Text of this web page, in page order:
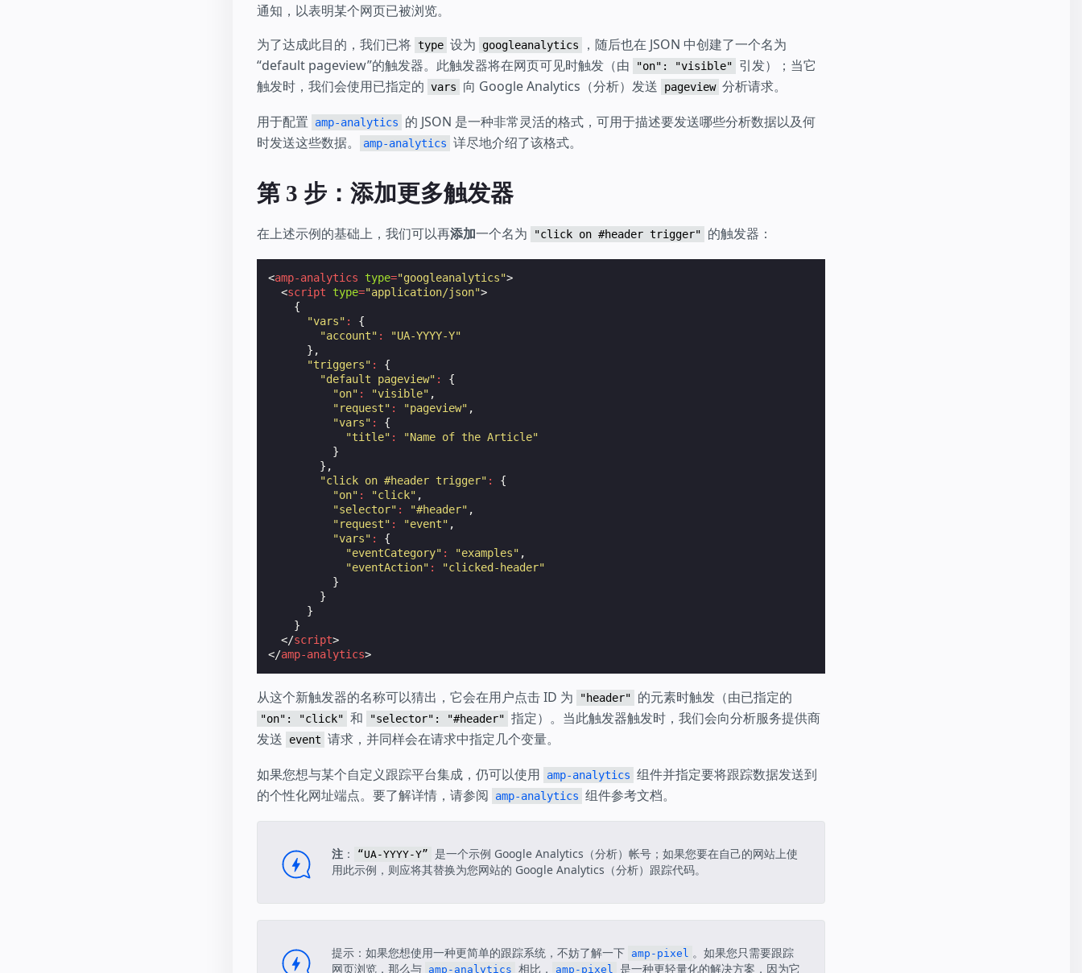
通知，以表明某个网页已被浏览。
为了达成此目的，我们已将 type 设为 googleanalytics
，随后也在 JSON 中创建了一个名为
“default pageview”的触发器。此触发器将在网页可见时触发（由
"on": "visible"
引发）；当它
触发时，我们会使用已指定的 vars 向 Google Analytics（分析）发送 pageview 分析请求。
用于配置
amp-analytics
的 JSON 是一种非常灵活的格式，可用于描述要发送哪些分析数据以及何
时发送这些数据。
amp-analytics 详尽地介绍了该格式。
第 3 步：添加更多触发器
在上述示例的基础上，我们可以再添加一个名为 "click on #header trigger" 的触发器：
<amp-analytics type="googleanalytics">
<script type="application/json">
{
"vars" :
{
"account" :
"UA-YYYY-Y"
},
"triggers" :
{
"default pageview" :
{
"on" : "visible" ,
"request" : "pageview" ,
"vars" :
{
"title" :
"Name of the Article"
}
},
"click on #header trigger" :
{
"on" : "click" ,
"selector" : "#header" ,
"request" : "event" ,
"vars" :
{
"eventCategory" : "examples" ,
"eventAction" :
"clicked-header"
}
}
}
}
</script>
</amp-analytics>
从这个新触发器的名称可以猜出，它会在用户点击 ID 为 "header" 的元素时触发（由已指定的
"on": "click" 和 "selector": "#header" 指定）。当此触发器触发时，我们会向分析服务提供商
发送
event 请求，并同样会在请求中指定几个变量。
如果您想与某个自定义跟踪平台集成，仍可以使用
amp-analytics 组件并指定要将跟踪数据发送到
的个性化网址端点。要了解详情，请参阅
amp-analytics 组件参考文档。
注： “UA-YYYY-Y” 是一个示例 Google Analytics（分析）帐号；如果您要在自己的网站上使
用此示例，则应将其替换为您网站的 Google Analytics（分析）跟踪代码。
提示：如果您想使用一种更简单的跟踪系统，不妨了解一下 amp-pixel 。如果您只需要跟踪
网页浏览，那么与 amp-analytics 相比， amp-pixel 是一种更轻量化的解决方案，因为它